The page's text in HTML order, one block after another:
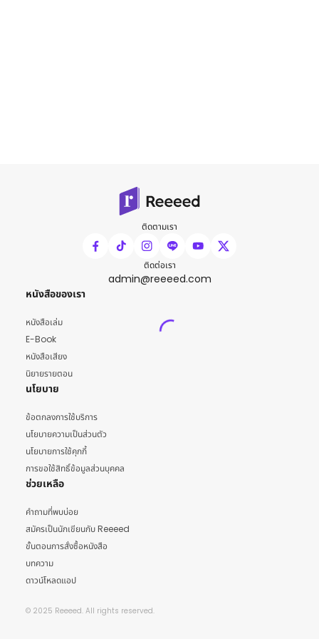
ติดตามเรา
ติดต่อเรา
admin@reeeed.com
หนังสือของเรา
หนังสือเล่ม
E-Book
หนังสือเสียง
นิยายรายตอน
นโยบาย
ข้อตกลงการใช้บริการ
นโยบายความเป็นส่วนตัว
นโยบายการใช้คุกกี้
การขอใช้สิทธิ์ข้อมูลส่วนบุคคล
ช่วยเหลือ
คำถามที่พบบ่อย
สมัครเป็นนักเขียนกับ Reeeed
ขั้นตอนการสั่งซื้อหนังสือ
บทความ
ดาวน์โหลดแอป
© 2025 Reeeed. All rights reserved.